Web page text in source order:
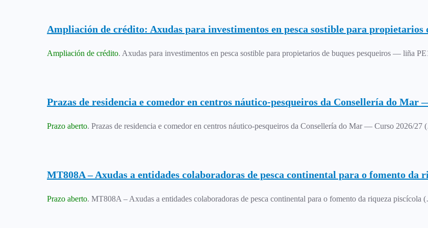
Ampliación de crédito: Axudas para investimentos en pesca sostible para
Ampliación de crédito. Axudas para investimentos en pesca sostible para propietarios de buques pesqueiros — liña
Prazas de residencia e comedor en centros náutico-pesqueiros da Consellería do Mar
Prazo aberto. Prazas de residencia e comedor en centros náutico-pesqueiros da Consellería do Mar — Curso 2026/
MT808A – Axudas a entidades colaboradoras de pesca continental para o fomento da
Prazo aberto. MT808A – Axudas a entidades colaboradoras de pesca continental para o fomento da riqueza piscícola